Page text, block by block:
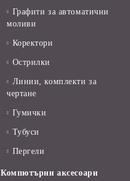
Графити за автоматични
моливи
Коректори
Острилки
Линии, комплекти за
чертане
Гумички
Тубуси
Пергели
Компютърни аксесоари